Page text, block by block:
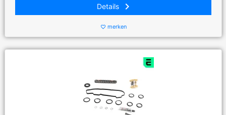
Details keyboard_arrow_right
favorite_border merken